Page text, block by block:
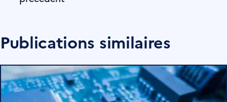
Publications similaires